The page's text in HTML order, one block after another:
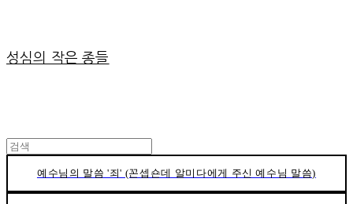
성심의 작은 종들
예수님의 말씀 '죄' (꼰셉숀데 알미다에게 주신 예수님 말씀)